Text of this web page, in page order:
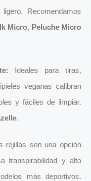
Recomendamos
Micro, Peluche Micro
Ideales para tiras,
veganas calibran
y fáciles de limpiar.
.
rejillas son una opción
transpirabilidad y alto
más deportivos.